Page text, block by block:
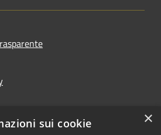
×
sui cookie